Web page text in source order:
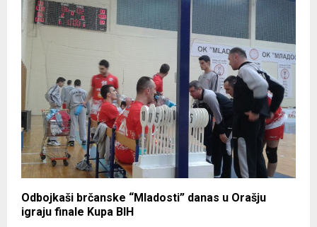
Odbojkaši brčanske “Mladosti” danas u Orašju
igraju finale Kupa BIH